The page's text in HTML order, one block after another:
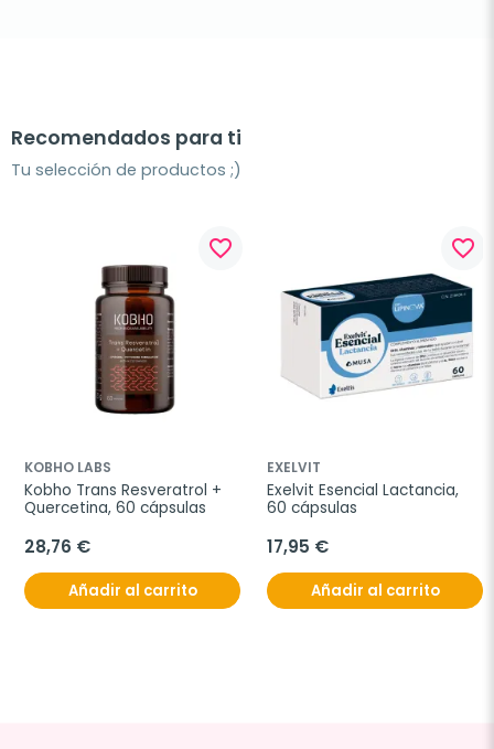
Recomendados para ti
Tu selección de productos ;)
favorite_border
KOBHO LABS
Kobho Trans Resveratrol +
Quercetina, 60 cápsulas
28,76 €
Añadir al carrito
favorite_border
EXELVIT
Exelvit Esencial Lactancia,
60 cápsulas
17,95 €
Añadir al carrito